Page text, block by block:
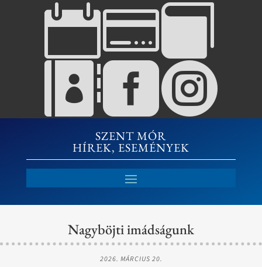


SZENT MÓR
HÍREK, ESEMÉNYEK
Nagyböjti imádságunk
2026. MÁRCIUS 20.